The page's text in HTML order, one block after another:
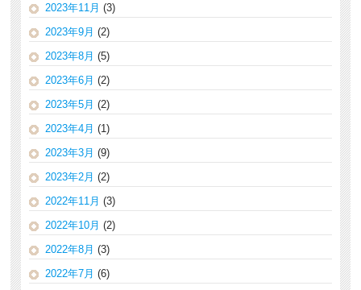
2023年11月 (3)
2023年9月 (2)
2023年8月 (5)
2023年6月 (2)
2023年5月 (2)
2023年4月 (1)
2023年3月 (9)
2023年2月 (2)
2022年11月 (3)
2022年10月 (2)
2022年8月 (3)
2022年7月 (6)